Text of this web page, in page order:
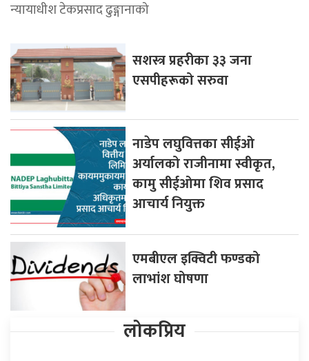
न्यायाधीश टेकप्रसाद ढुङ्गानाको
सशस्त्र प्रहरीका ३३ जना
एसपीहरूको सरुवा
नाडेप लघुवित्तका सीईओ
अर्यालको राजीनामा स्वीकृत,
कामु सीईओमा शिव प्रसाद
आचार्य नियुक्त
एमबीएल इक्विटी फण्डको
लाभांश घोषणा
लोकप्रिय